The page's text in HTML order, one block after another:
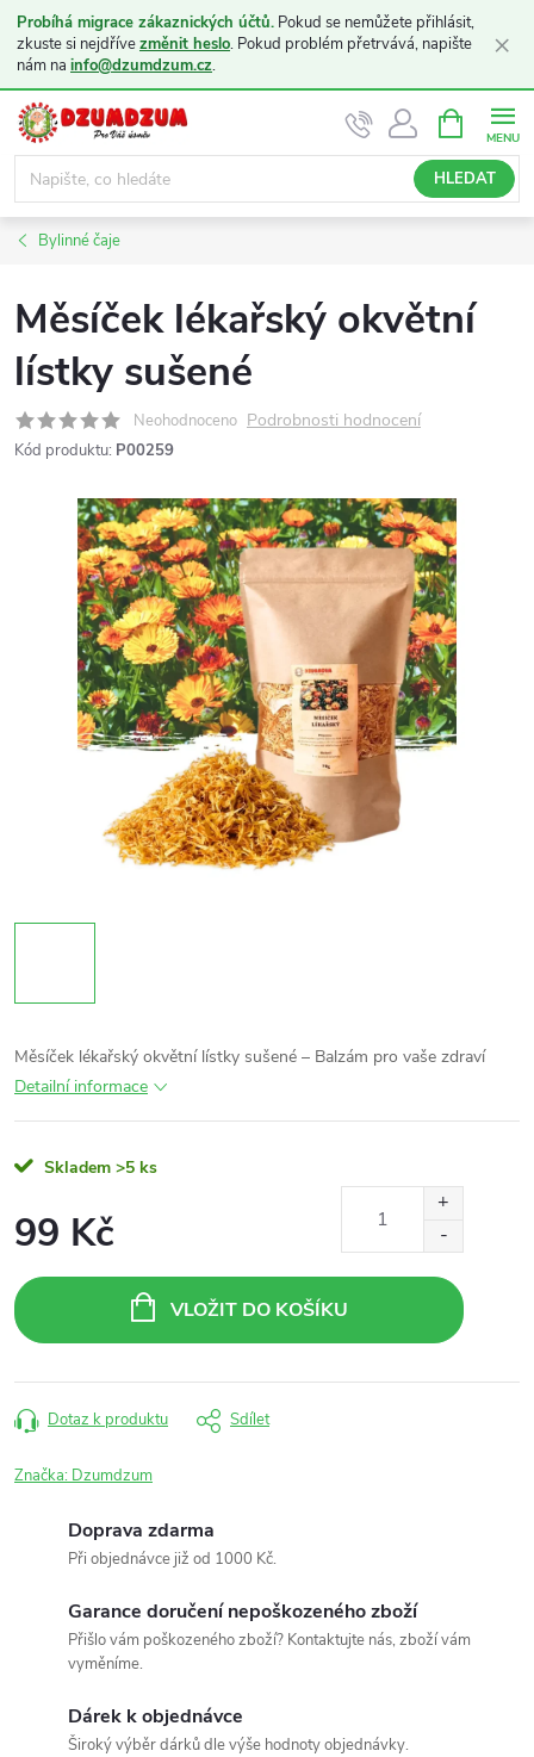
Probíhá migrace zákaznických účtů. Pokud se nemůžete přihlásit,
zkuste si nejdřívezměnit heslo. Pokud problém přetrvává, napište
nám na info@dzumdzum.cz.
×
Přejít
obsah
HLEDAT
NÁKUPNÍ
KOŠÍK
Bylinné čaje
Měsíček lékařský okvětní
lístky sušené
Neohodnoceno Podrobnosti hodnocení
Kód produktu: P00259
Měsíček lékařský okvětní lístky sušené – Balzám pro vaše zdraví
Detailní informace
Skladem >5 ks
99 Kč
cena:
VLOŽIT DO KOŠÍKU
Dotaz k produktu Sdílet
Značka: Dzumdzum
Doprava zdarma
Při objednávce již od 1000 Kč.
Garance doručení nepoškozeného zboží
Přišlo vám poškozeného zboží? Kontaktujte nás, zboží vám
vyměníme.
Dárek k objednávce
Široký výběr dárků dle výše hodnoty objednávky.